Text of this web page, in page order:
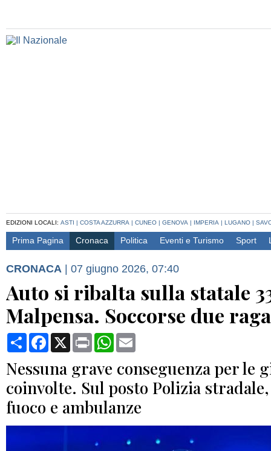
EDIZIONI LOCALI: ASTI | COSTA AZZURRA | CUNEO | GENOVA | IMPERIA | LUGANO |
Prima Pagina Cronaca Politica Eventi e Turismo Sport
CRONACA | 07 giugno 2026, 07:40
Auto si ribalta sulla statale
Malpensa. Soccorse due
CondividiFacebook
X Print WhatsApp
Nessuna grave conseguenza per le
coinvolte. Sul posto Polizia
fuoco e ambulanze